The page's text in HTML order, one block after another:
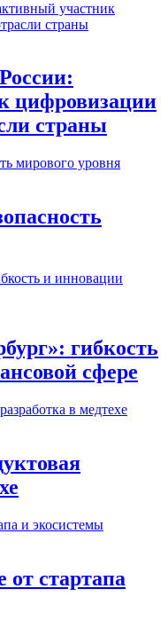
цифровизации
страны
гибкость
сфере
стартапа